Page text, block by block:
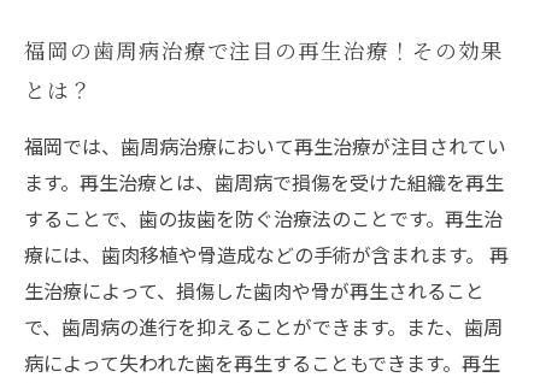
福岡の歯周病治療で注目の再生治療！その効果
とは？
福岡では、歯周病治療において再生治療が注目されてい
ます。再生治療とは、歯周病で損傷を受けた組織を再生
することで、歯の抜歯を防ぐ治療法のことです。再生治
療には、歯肉移植や骨造成などの手術が含まれます。 再
生治療によって、損傷した歯肉や骨が再生されること
で、歯周病の進行を抑えることができます。また、歯周
病によって失われた歯を再生することもできます。再生